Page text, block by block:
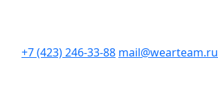
+7 (423) 246-33-88 mail@wearteam.ru